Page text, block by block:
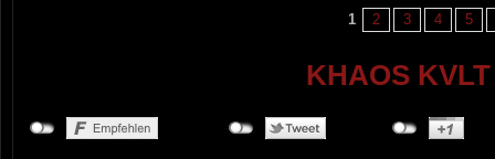
1 2 3 4 5
KHAOS